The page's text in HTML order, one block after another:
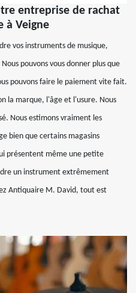
entreprise de rachat
à Veigne
vos instruments de musique,
pouvons vous donner plus que
pouvons faire le paiement vite fait.
la marque, l'âge et l'usure. Nous
Nous estimons vraiment les
bien que certains magasins
présentent même une petite
un instrument extrêmement
Antiquaire M. David, tout est